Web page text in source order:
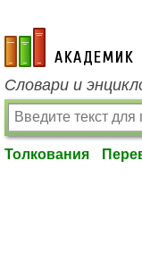
academic.ru
Словари и
Толкования